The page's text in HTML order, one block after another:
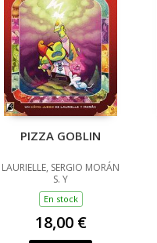
PIZZA GOBLIN
LAURIELLE, SERGIO MORÁN
S. Y
En stock
18,00 €